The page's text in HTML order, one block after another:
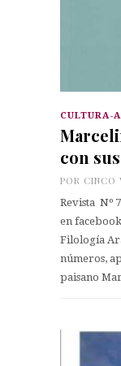
CULTURA-
con
POR CINCO
Revista Nº
en
Filología
números,
paisano